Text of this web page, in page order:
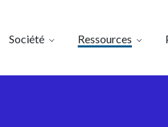
Société Ressources